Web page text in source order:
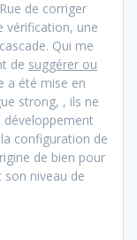
de corriger
vérification, une
Qui me
de suggérer ou
a été mise en
strong, , ils ne
développement
configuration de
de bien pour
son niveau de